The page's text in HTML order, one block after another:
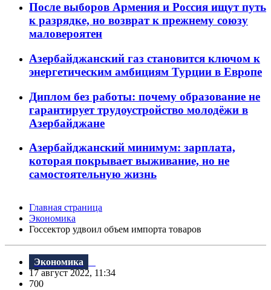
После выборов Армения и Россия ищут путь
к разрядке, но возврат к прежнему союзу
маловероятен
Азербайджанский газ становится ключом к
энергетическим амбициям Турции в Европе
Диплом без работы: почему образование не
гарантирует трудоустройство молодёжи в
Азербайджане
Азербайджанский минимум: зарплата,
которая покрывает выживание, но не
самостоятельную жизнь
Главная страница
Экономика
Госсектор удвоил объем импорта товаров
Экономика
17 август 2022, 11:34
700